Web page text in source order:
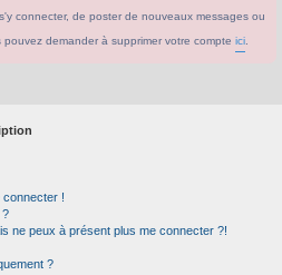
connecter, de poster de nouveaux messages ou
demander à supprimer votre compte ici
!
?
ne peux à présent plus me connecter ?!
?